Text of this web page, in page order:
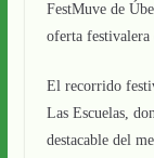
FestMuve de
oferta
El recorrido
Las Escuelas,
destacable del